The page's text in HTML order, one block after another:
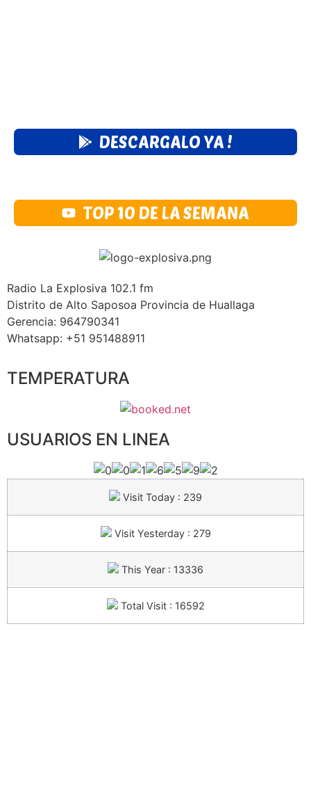
DESCARGALO YA !
TOP 10 DE LA SEMANA
Radio La Explosiva 102.1 fm
Distrito de Alto Saposoa Provincia de Huallaga
Gerencia: 964790341
Whatsapp: +51 951488911
TEMPERATURA
USUARIOS EN LINEA
Visit Today : 239
Visit Yesterday : 279
This Year : 13336
Total Visit : 16592